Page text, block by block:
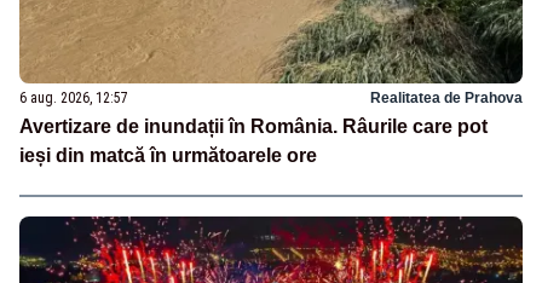
6 aug. 2026, 12:57 Realitatea de Prahova
Avertizare de inundații în România. Râurile care pot
ieși din matcă în următoarele ore